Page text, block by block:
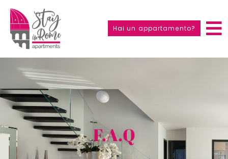
Hai un appartamento?
F.A.Q